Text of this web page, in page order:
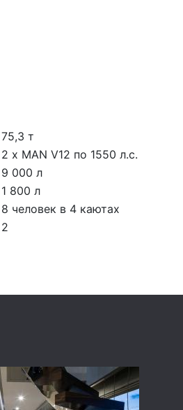
75,3 т
2 х МАN V12 по 1550 л.с.
9 000 л
1 800 л
8 человек в 4 каютах
2